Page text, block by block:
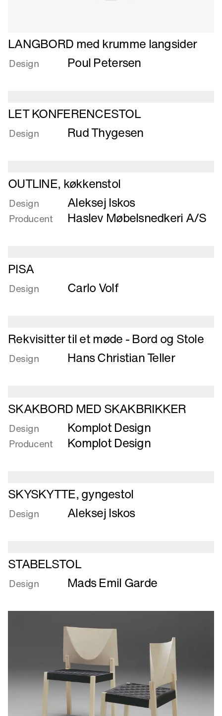
Læs
mere
om
langsider
LANGBORD med krumme langsider
Design Poul Petersen
Læs
mere
om
LET KONFERENCESTOL
Design Rud Thygesen
Læs
mere
om
OUTLINE,
køkkenstol
OUTLINE, køkkenstol
Design Aleksej Iskos
Producent Haslev Møbelsnedkeri A/S
Læs
mere
om
PISA
Design Carlo Volf
Læs
mere
om
møde
-
Bord
og
Rekvisitter til et møde - Bord og Stole
Design Hans Christian Teller
Læs
mere
om
SKAKBORD
MED
SKAKBORD MED SKAKBRIKKER
Design Komplot Design
Producent Komplot Design
Læs
mere
om
SKYSKYTTE, gyngestol
Design Aleksej Iskos
Læs
mere
om
STABELSTOL
Design Mads Emil Garde